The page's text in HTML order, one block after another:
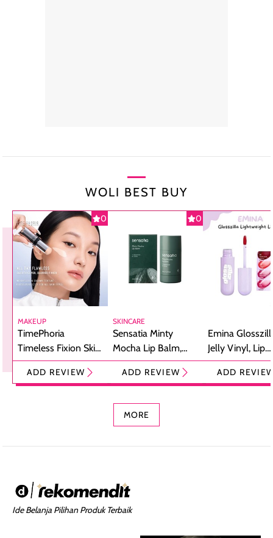
WOLI BEST BUY
0
MAKEUP
TimePhoria
Timeless Fixion Skin
Tint Stick,
Foundation dan
ADD REVIEW
0
SKINCARE
Sensatia Minty
Mocha Lip Balm,
Pelembap Bibir
dengan Aroma
ADD REVIEW
Emina
Jelly Vinyl, Lip
Cream Glossy
Ringan
ADD
MORE
Ide Belanja Pilihan Produk Terbaik